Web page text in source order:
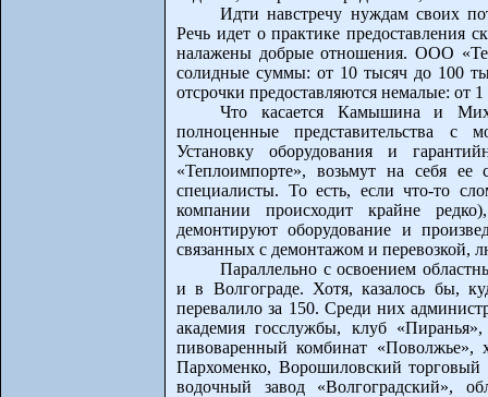
Идти навстречу нуждам своих
Речь идет о практике предоставления
налажены добрые отношения. ООО
солидные суммы: от 10 тысяч до 100
отсрочки предоставляются немалые: от
Что касается Камышина и
полноценные представительства с
Установку оборудования и
«Теплоимпорте», возьмут на себя ее
специалисты. То есть, если что-то
компании происходит крайне
демонтируют оборудование и
связанных с демонтажом и перевозкой,
Параллельно с освоением
и в Волгограде. Хотя, казалось бы,
перевалило за 150. Среди них
академия госслужбы, клуб
пивоваренный комбинат «Поволжье»,
Пархоменко, Ворошиловский торговый
водочный завод «Волгоградский»,